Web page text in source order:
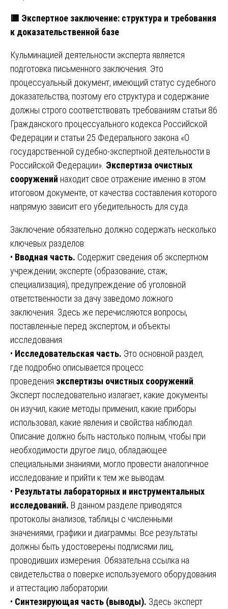
🟨 Экспертное заключение: структура и требования
к доказательственной базе
Кульминацией деятельности эксперта является
подготовка письменного заключения. Это
процессуальный документ, имеющий статус судебного
доказательства, поэтому его структура и содержание
должны строго соответствовать требованиям статьи 86
Гражданского процессуального кодекса Российской
Федерации и статьи 25 Федерального закона «О
государственной судебно-экспертной деятельности в
Российской Федерации». Экспертиза очистных
сооружений находит свое отражение именно в этом
итоговом документе, от качества составления которого
напрямую зависит его убедительность для суда.
Заключение обязательно должно содержать несколько
ключевых разделов:
• Вводная часть. Содержит сведения об экспертном
учреждении, эксперте (образование, стаж,
специализация), предупреждение об уголовной
ответственности за дачу заведомо ложного
заключения. Здесь же перечисляются вопросы,
поставленные перед экспертом, и объекты
исследования.
• Исследовательская часть. Это основной раздел,
где подробно описывается процесс
проведения экспертизы очистных сооружений
Эксперт последовательно излагает, какие документы
он изучил, какие методы применил, какие приборы
использовал, какие явления и свойства наблюдал.
Описание должно быть настолько полным, чтобы при
необходимости другое лицо, обладающее
специальными знаниями, могло провести аналогичное
исследование и прийти к тем же выводам.
• Результаты лабораторных и инструментальных
исследований. В данном разделе приводятся
протоколы анализов, таблицы с численными
значениями, графики и диаграммы. Все результаты
должны быть удостоверены подписями лиц,
проводивших измерения. Обязательна ссылка на
свидетельства о поверке используемого оборудования
и аттестацию лаборатории.
• Синтезирующая часть (выводы). Здесь эксперт